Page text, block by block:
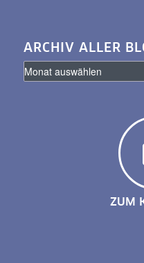
ARCHIV ALLER
ZUM